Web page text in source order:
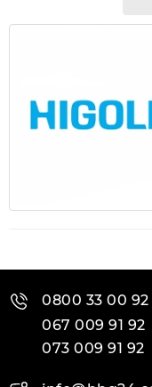
0800 33 00 92
067 009 91 92
073 009 91 92